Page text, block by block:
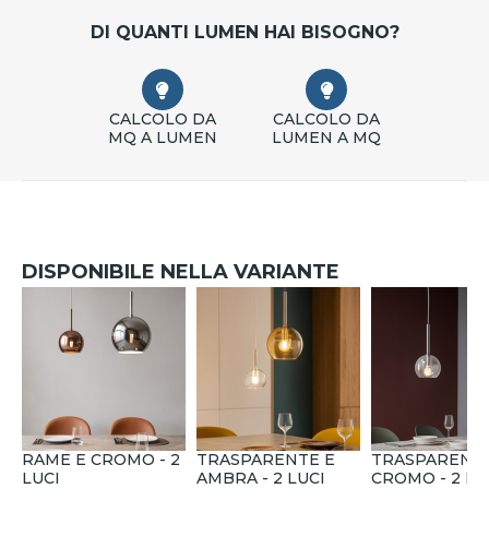
DI QUANTI LUMEN HAI BISOGNO?
CALCOLO DA
MQ A LUMEN
CALCOLO DA
LUMEN A MQ
DISPONIBILE NELLA VARIANTE
RAME E CROMO - 2
LUCI
TRASPARENTE E
AMBRA - 2 LUCI
CROMO - 2